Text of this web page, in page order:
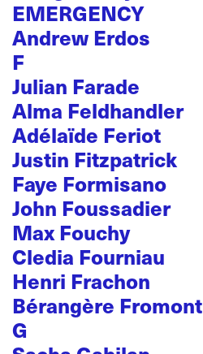
EMERGENCY
Andrew Erdos
F
Julian Farade
Alma Feldhandler
Adélaïde Feriot
Justin Fitzpatrick
Faye Formisano
John Foussadier
Max Fouchy
Cledia Fourniau
Henri Frachon
Bérangère Fromont
G